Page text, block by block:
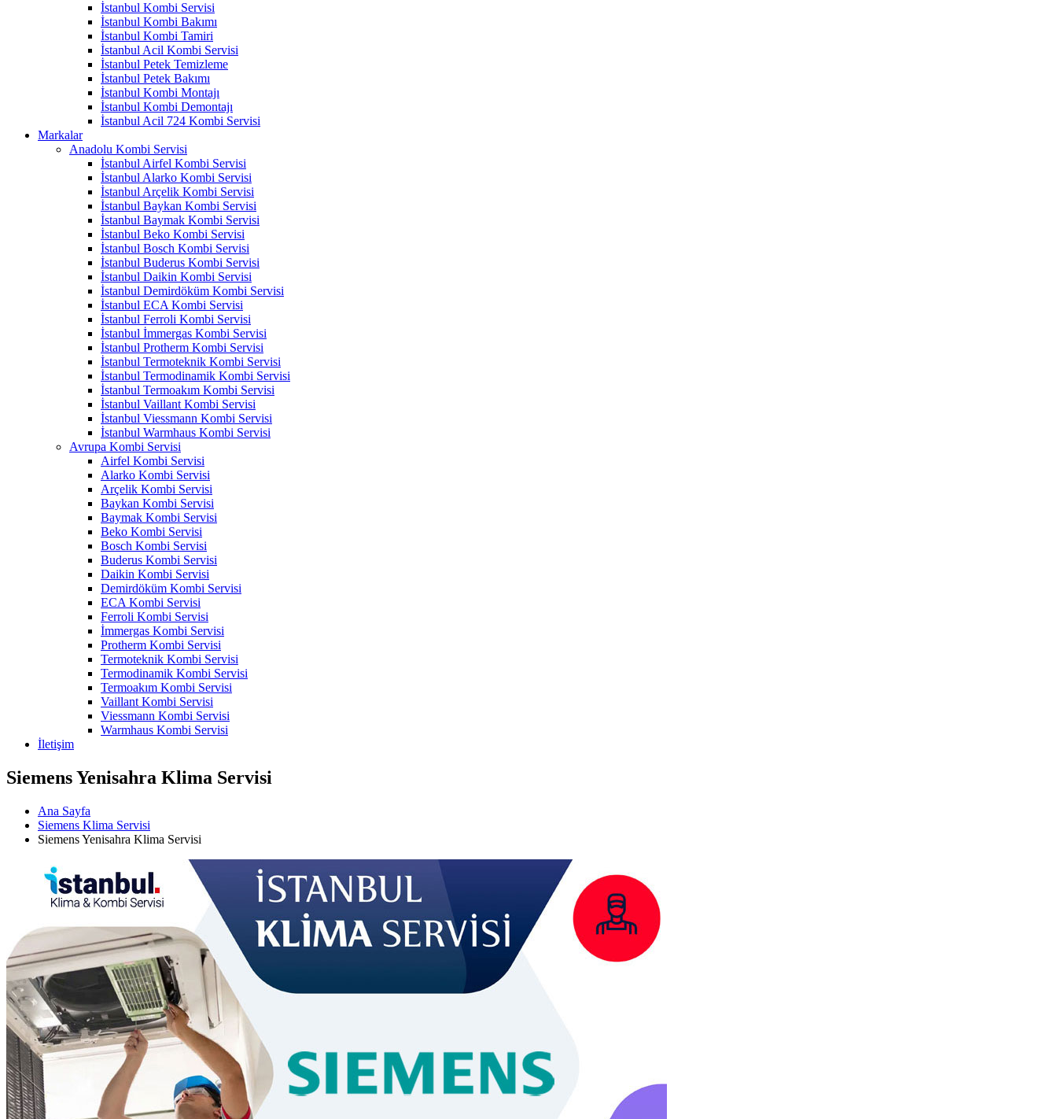
İstanbul Kombi Servisi
İstanbul Kombi Bakımı
İstanbul Kombi Tamiri
İstanbul Acil Kombi Servisi
İstanbul Petek Temizleme
İstanbul Petek Bakımı
İstanbul Kombi Montajı
İstanbul Kombi Demontajı
İstanbul Acil 724 Kombi Servisi
Markalar
Anadolu Kombi Servisi
İstanbul Airfel Kombi Servisi
İstanbul Alarko Kombi Servisi
İstanbul Arçelik Kombi Servisi
İstanbul Baykan Kombi Servisi
İstanbul Baymak Kombi Servisi
İstanbul Beko Kombi Servisi
İstanbul Bosch Kombi Servisi
İstanbul Buderus Kombi Servisi
İstanbul Daikin Kombi Servisi
İstanbul Demirdöküm Kombi Servisi
İstanbul ECA Kombi Servisi
İstanbul Ferroli Kombi Servisi
İstanbul İmmergas Kombi Servisi
İstanbul Protherm Kombi Servisi
İstanbul Termoteknik Kombi Servisi
İstanbul Termodinamik Kombi Servisi
İstanbul Termoakım Kombi Servisi
İstanbul Vaillant Kombi Servisi
İstanbul Viessmann Kombi Servisi
İstanbul Warmhaus Kombi Servisi
Avrupa Kombi Servisi
Airfel Kombi Servisi
Alarko Kombi Servisi
Arçelik Kombi Servisi
Baykan Kombi Servisi
Baymak Kombi Servisi
Beko Kombi Servisi
Bosch Kombi Servisi
Buderus Kombi Servisi
Daikin Kombi Servisi
Demirdöküm Kombi Servisi
ECA Kombi Servisi
Ferroli Kombi Servisi
İmmergas Kombi Servisi
Protherm Kombi Servisi
Termoteknik Kombi Servisi
Termodinamik Kombi Servisi
Termoakım Kombi Servisi
Vaillant Kombi Servisi
Viessmann Kombi Servisi
Warmhaus Kombi Servisi
İletişim
Siemens Yenisahra Klima Servisi
Ana Sayfa
Siemens Klima Servisi
Siemens Yenisahra Klima Servisi